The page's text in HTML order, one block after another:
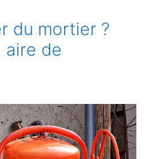
du mortier ?
aire de